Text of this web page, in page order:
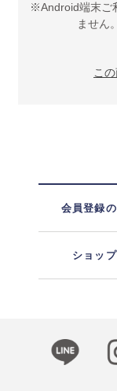
※Android端末ご
ません
こ
会員登録
ショッ